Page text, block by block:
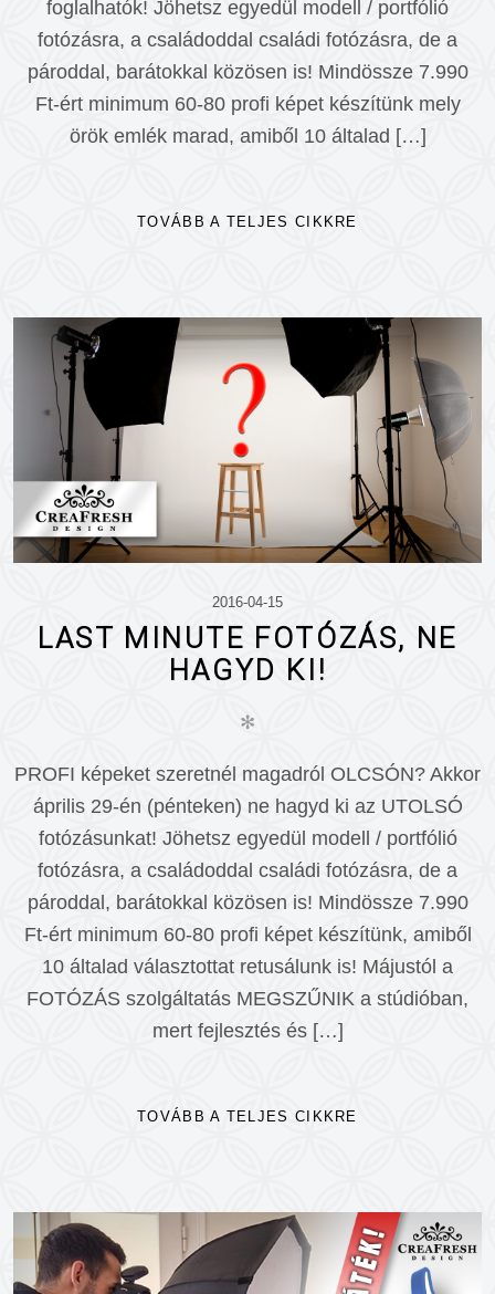
foglalhatók! Jöhetsz egyedül modell / portfólió
fotózásra, a családoddal családi fotózásra, de a
pároddal, barátokkal közösen is! Mindössze 7.990
Ft-ért minimum 60-80 profi képet készítünk mely
örök emlék marad, amiből 10 általad […]
TOVÁBB A TELJES CIKKRE
2016-04-15
LAST MINUTE FOTÓZÁS, NE
HAGYD KI!
✻
PROFI képeket szeretnél magadról OLCSÓN? Akkor
április 29-én (pénteken) ne hagyd ki az UTOLSÓ
fotózásunkat! Jöhetsz egyedül modell / portfólió
fotózásra, a családoddal családi fotózásra, de a
pároddal, barátokkal közösen is! Mindössze 7.990
Ft-ért minimum 60-80 profi képet készítünk, amiből
10 általad választottat retusálunk is! Májustól a
FOTÓZÁS szolgáltatás MEGSZŰNIK a stúdióban,
mert fejlesztés és […]
TOVÁBB A TELJES CIKKRE